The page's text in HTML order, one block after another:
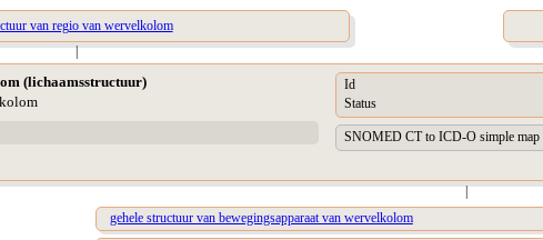
van regio van wervelkolom
|
(lichaamsstructuur)
Id
Status
SNOMED CT to ICD-O simple map
|
gehele structuur van bewegingsapparaat van wervelkolom